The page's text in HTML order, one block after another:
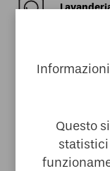
riservato e
Questo
statistici